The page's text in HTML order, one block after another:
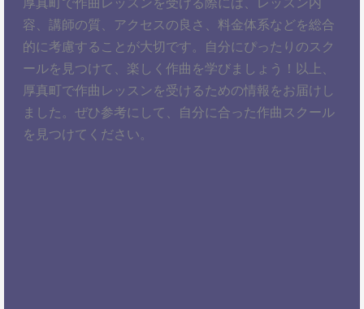
容、講師の質、アクセスの良さ、料金体系などを総合
的に考慮することが大切です。自分にぴったりのスク
ールを見つけて、楽しく作曲を学びましょう！以上、
厚真町で作曲レッスンを受けるための情報をお届けし
ました。ぜひ参考にして、自分に合った作曲スクール
を見つけてください。